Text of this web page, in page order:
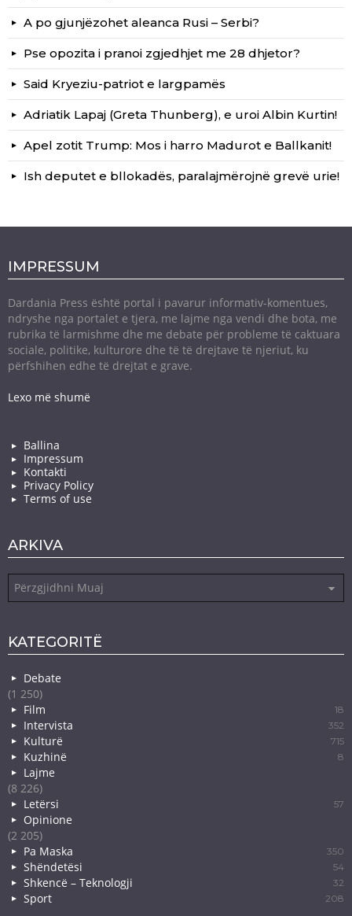
A po gjunjëzohet aleanca Rusi – Serbi?
Pse opozita i pranoi zgjedhjet me 28 dhjetor?
Said Kryeziu-patriot e largpamës
Adriatik Lapaj (Greta Thunberg), e uroi Albin Kurtin!
Apel zotit Trump: Mos i harro Madurot e Ballkanit!
Ish deputet e bllokadës, paralajmërojnë grevë urie!
IMPRESSUM
Dardania Press është portal i pavarur informativ-komentues,
ndryshe nga portalet e tjera, me lajme nga vendi dhe bota, me
rubrika të larmishme dhe me debate për probleme të caktuara
sociale, politike, kulturore dhe të të drejtave të njeriut, ku
përfshihen edhe të drejtat e grave.
Lexo më shumë
Ballina
Impressum
Kontakti
Privacy Policy
Terms of use
ARKIVA
KATEGORITË
Debate
(1 250)
Film
18
Intervista 352
Kulturë 715
Kuzhinë 8
Lajme
(8 226)
Letërsi
57
Opinione
(2 205)
Pa Maska
350
Shëndetësi 54
Shkencë – Teknologji 32
Sport 208